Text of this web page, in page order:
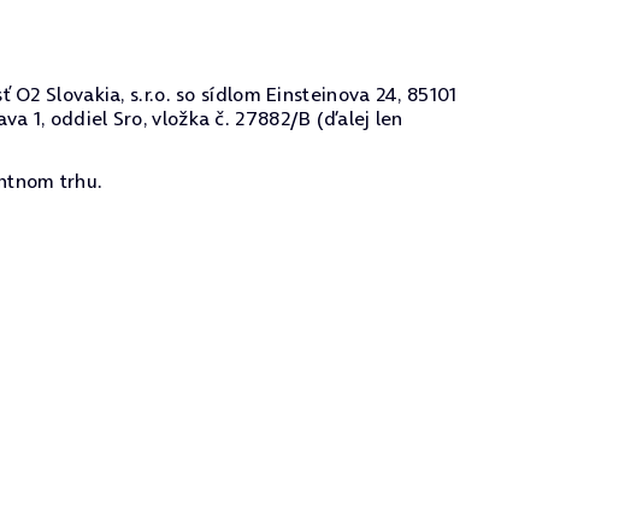
Slovakia, s.r.o. so sídlom Einsteinova 24, 85101
1, oddiel Sro, vložka č. 27882/B (ďalej len
trhu.